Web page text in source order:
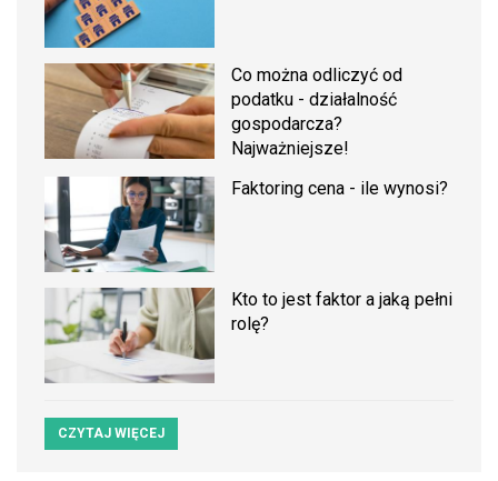
Co można odliczyć od
podatku - działalność
gospodarcza?
Najważniejsze!
Faktoring cena - ile wynosi?
Kto to jest faktor a jaką pełni
rolę?
CZYTAJ WIĘCEJ